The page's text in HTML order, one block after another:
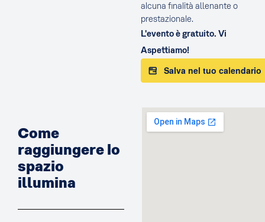
alcuna finalità allenante o
prestazionale.
L'evento è gratuito. Vi
Aspettiamo!
Salva nel tuo calendario
Come
raggiungere lo
spazio
illumina